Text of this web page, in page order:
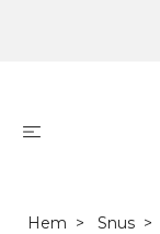
Hem Snus